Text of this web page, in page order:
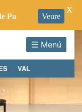
☰ Menú
VAL
Pa Veure
X